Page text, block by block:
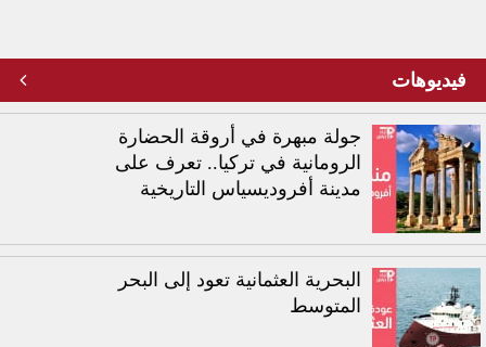
فيديوهات
جولة مبهرة في أروقة الحضارة
الرومانية في تركيا.. تعرف على
مدينة أفروديسياس التاريخية
البحرية العثمانية تعود إلى البحر
المتوسط